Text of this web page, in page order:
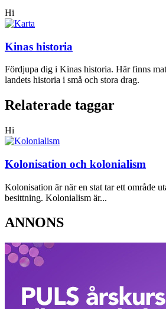
Hi
Kinas historia
Fördjupa dig i Kinas historia. Här finns
landets historia i små och stora drag.
Relaterade taggar
Hi
Kolonisation och kolonialism
Kolonisation är när en stat tar ett område
besittning. Kolonialism är...
ANNONS